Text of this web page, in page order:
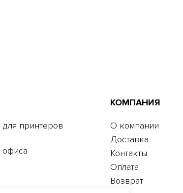
для принтеров
офиса
КОМПАНИЯ
О компании
Доставка
Контакты
Оплата
Возврат